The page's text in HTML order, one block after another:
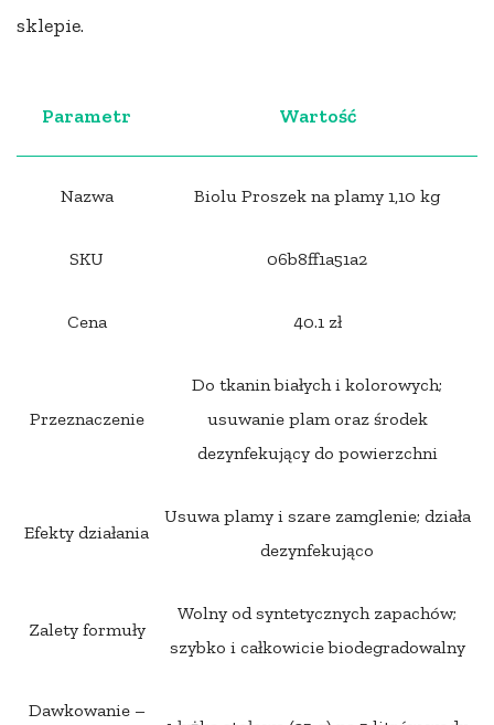
sklepie.
Parametr Wartość
Nazwa Biolu Proszek na plamy 1,10 kg
SKU 06b8ff1a51a2
Cena 40.1 zł
Przeznaczenie
Do tkanin białych i kolorowych;
usuwanie plam oraz środek
dezynfekujący do powierzchni
Efekty działania
Usuwa plamy i szare zamglenie; działa
dezynfekująco
Zalety formuły
Wolny od syntetycznych zapachów;
szybko i całkowicie biodegradowalny
Dawkowanie –